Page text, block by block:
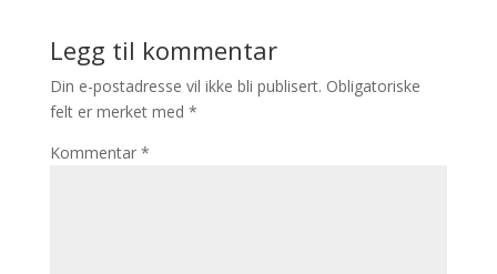
Legg til kommentar
Din e-postadresse vil ikke bli publisert. Obligatoriske
felt er merket med *
Kommentar *